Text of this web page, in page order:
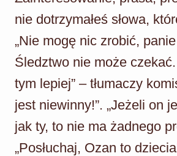
nie dotrzymałeś słowa,
„Nie mogę nic zrobić,
Śledztwo nie może
tym lepiej” – tłumaczy
jest niewinny!”. „Jeżeli on
jak ty, to nie ma żadnego
„Posłuchaj, Ozan to